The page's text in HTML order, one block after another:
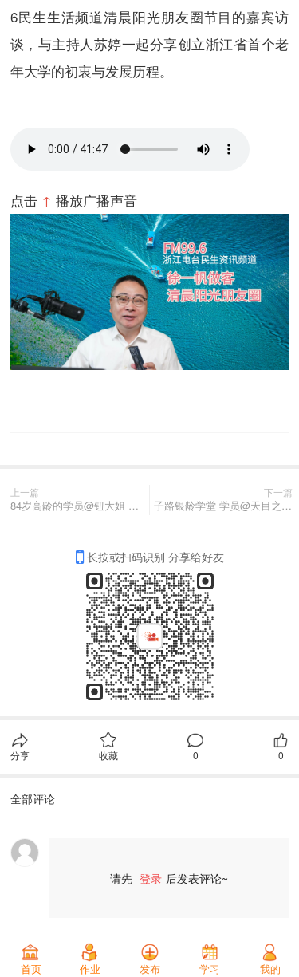
首页 作业 发布 学习 我的
6民生生活频道清晨阳光朋友圈节目的嘉宾访
谈，与主持人苏婷一起分享创立浙江省首个老
年大学的初衷与发展历程。
点击 ↑ 播放广播声音
上一篇
84岁高龄的学员@钮大姐 视频与摄影作品鉴赏
下一篇
子路银龄学堂 学员@天目之鹰_摄影作品欣赏
长按或扫码识别 分享给好友
分享 收藏 0 0
全部评论
请先 登录 后发表评论~